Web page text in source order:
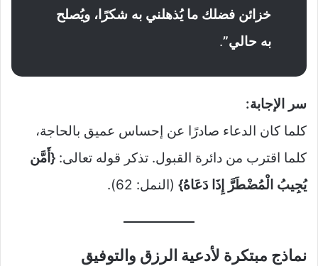
خزائن فضلك ما يُذهلني به شكرًا، ويُصلح
به حالي”.
سر الإجابة:
كلما كان الدعاء صادرًا عن إحساس عميق بالحاجة،
كلما اقترب من دائرة القبول. تذكر قوله تعالى: {أَمَّن
يُجِيبُ الْمُضْطَرَّ إِذَا دَعَاهُ} (النمل: 62).
نماذج مبتكرة لأدعية الرزق والتوفيق